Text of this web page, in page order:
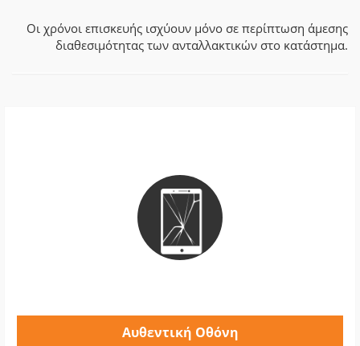
Οι χρόνοι επισκευής ισχύουν μόνο σε περίπτωση άμεσης
διαθεσιμότητας των ανταλλακτικών στο κατάστημα.
Αυθεντική Οθόνη